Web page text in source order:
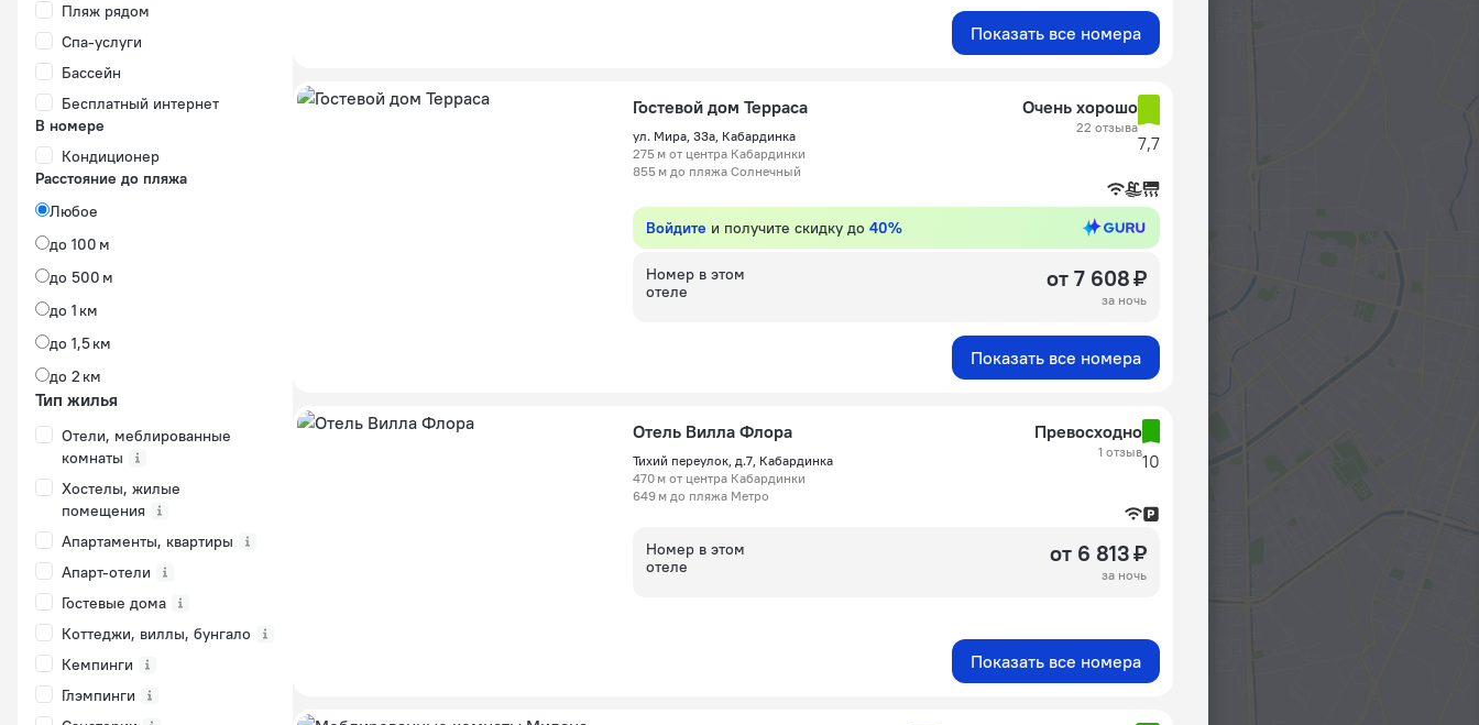
Пляж рядом
Спа-услуги
Бассейн
Бесплатный интернет
В номере
Кондиционер
Расстояние до пляжа
Любое
до 100 м
до 500 м
до 1 км
до 1,5 км
до 2 км
Тип жилья
Отели, меблированные
комнаты
Хостелы, жилые
помещения
Апартаменты, квартиры
Апарт-отели
Гостевые дома
Коттеджи, виллы, бунгало
Кемпинги
Глэмпинги
Показать все номера
Гостевой дом Терраса
ул. Мира, 33а, Кабардинка
275 м от центра Кабардинки
855 м до пляжа Солнечный
Очень хорошо
22 отзыва
7,7
Войдите и получите скидку до 40%
Номер в этом
отеле
от 7 608 ₽
за ночь
Показать все номера
Отель Вилла Флора
Тихий переулок, д.7, Кабардинка
470 м от центра Кабардинки
649 м до пляжа Метро
Превосходно
1 отзыв10
Номер в этом
отеле
от 6 813 ₽
за ночь
Показать все номера